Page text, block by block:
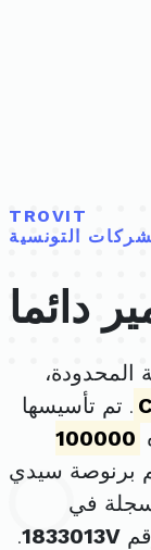
TROVIT
التونسية
دائما
المحدودة،
. تم تأسيسها
100000
برنوصة سيدي
في
1833013V
.